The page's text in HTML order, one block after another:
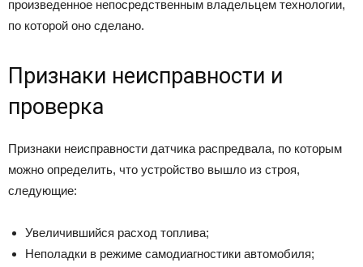
произведенное непосредственным владельцем технологии,
по которой оно сделано.
Признаки неисправности и
проверка
Признаки неисправности датчика распредвала, по которым
можно определить, что устройство вышло из строя,
следующие:
Увеличившийся расход топлива;
Неполадки в режиме самодиагностики автомобиля;